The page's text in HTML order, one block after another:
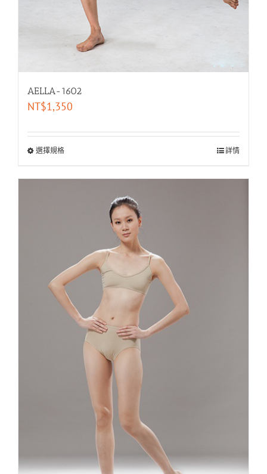
AELLA-1602
NT$1,350
選擇規格 詳情